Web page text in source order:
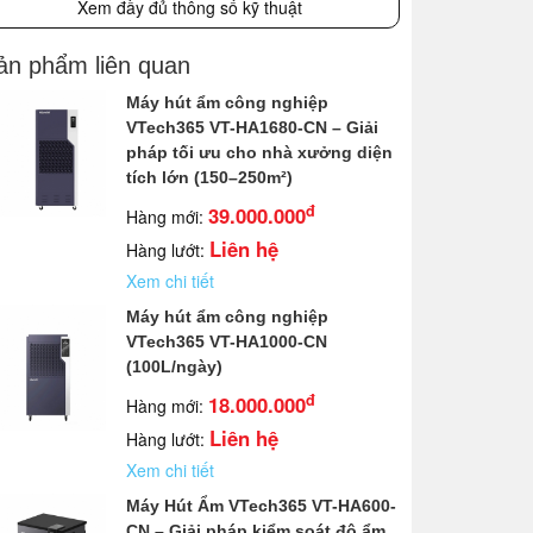
Xem đầy đủ thông số kỹ thuật
phẩm liên quan
Máy hút ẩm công nghiệp
VTech365 VT-HA1680-CN – Giải
pháp tối ưu cho nhà xưởng diện
tích lớn (150–250m²)
Hàng mới:39.000.000đ
Hàng lướt: Liên hệ
Xem chi tiết
Máy hút ẩm công nghiệp
VTech365 VT-HA1000-CN
(100L/ngày)
Hàng mới: 18.000.000đ
Hàng lướt: Liên hệ
Xem chi tiết
Máy Hút Ẩm VTech365 VT-HA600-